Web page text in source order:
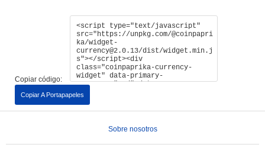
Copiar código:
Copiar A Portapapeles
Sobre nosotros